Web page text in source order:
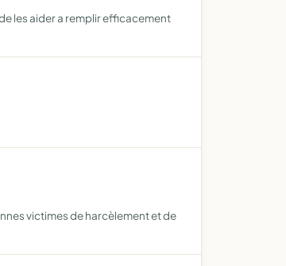
les aider a remplir efficacement
victimes de harcèlement et de